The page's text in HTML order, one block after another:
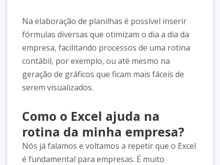
Na elaboração de planilhas é possível inserir
fórmulas diversas que otimizam o dia a dia da
empresa, facilitando processos de uma rotina
contábil, por exemplo, ou até mesmo na
geração de gráficos que ficam mais fáceis de
serem visualizados.
Como o Excel ajuda na
rotina da minha empresa?
Nós já falamos e voltamos a repetir que o Excel
é fundamental para empresas. É muito